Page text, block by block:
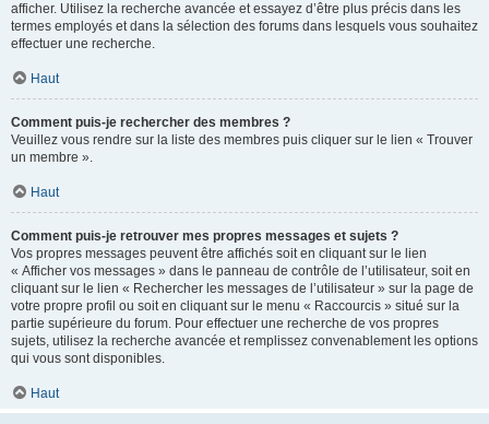
afficher. Utilisez la recherche avancée et essayez d’être plus précis dans les
termes employés et dans la sélection des forums dans lesquels vous souhaitez
effectuer une recherche.
Haut
Comment puis-je rechercher des membres ?
Veuillez vous rendre sur la liste des membres puis cliquer sur le lien « Trouver
un membre ».
Haut
Comment puis-je retrouver mes propres messages et sujets ?
Vos propres messages peuvent être affichés soit en cliquant sur le lien
« Afficher vos messages » dans le panneau de contrôle de l’utilisateur, soit en
cliquant sur le lien « Rechercher les messages de l’utilisateur » sur la page de
votre propre profil ou soit en cliquant sur le menu « Raccourcis » situé sur la
partie supérieure du forum. Pour effectuer une recherche de vos propres
sujets, utilisez la recherche avancée et remplissez convenablement les options
qui vous sont disponibles.
Haut